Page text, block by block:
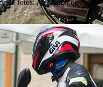
de fotos:AC·Autor de